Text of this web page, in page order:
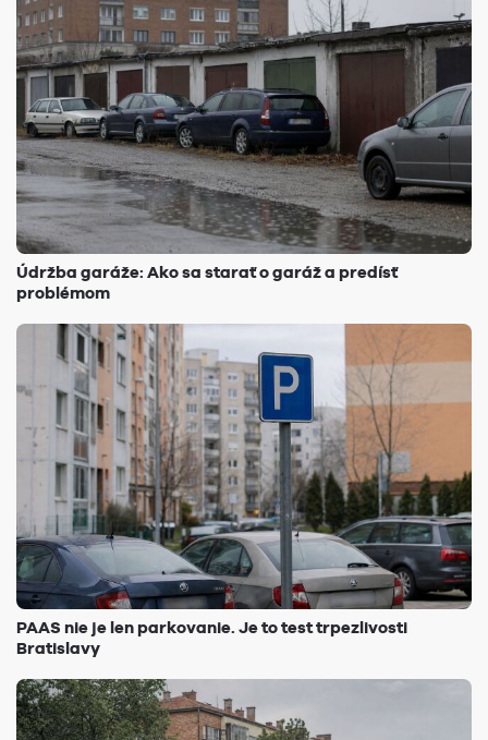
Údržba garáže: Ako sa starať o garáž a predísť
problémom
PAAS nie je len parkovanie. Je to test trpezlivosti
Bratislavy